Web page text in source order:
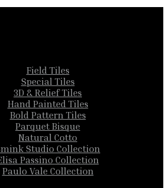
Field Tiles
Special Tiles
3D & Relief Tiles
Hand Painted Tiles
Bold Pattern Tiles
Parquet Bisque
Natural Cotto
Studio Collection
Passino Collection
Paulo Vale Collection